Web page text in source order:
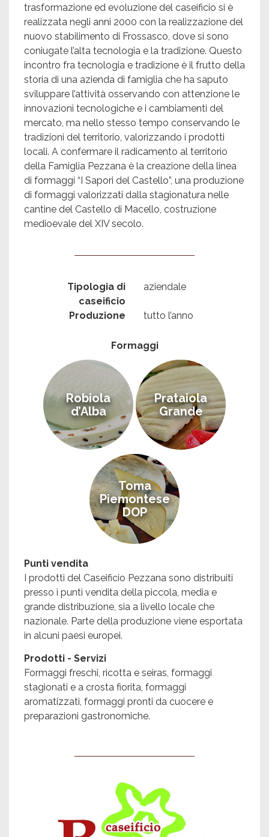
trasformazione ed evoluzione del caseificio si è
realizzata negli anni 2000 con la realizzazione del
nuovo stabilimento di Frossasco, dove si sono
coniugate l’alta tecnologia e la tradizione. Questo
incontro fra tecnologia e tradizione è il frutto della
storia di una azienda di famiglia che ha saputo
sviluppare l’attività osservando con attenzione le
innovazioni tecnologiche e i cambiamenti del
mercato, ma nello stesso tempo conservando le
tradizioni del territorio, valorizzando i prodotti
locali. A confermare il radicamento al territorio
della Famiglia Pezzana è la creazione della linea
di formaggi “I Sapori del Castello”, una produzione
di formaggi valorizzati dalla stagionatura nelle
cantine del Castello di Macello, costruzione
medioevale del XIV secolo.
Tipologia di
caseificio
aziendale
Produzione tutto l’anno
Formaggi
Robiola
d’Alba
Prataiola
Grande
Toma
Piemontese
DOP
Punti vendita
I prodotti del Caseificio Pezzana sono distribuiti
presso i punti vendita della piccola, media e
grande distribuzione, sia a livello locale che
nazionale. Parte della produzione viene esportata
in alcuni paesi europei.
Prodotti - Servizi
Formaggi freschi, ricotta e seiras, formaggi
stagionati e a crosta fiorita, formaggi
aromatizzati, formaggi pronti da cuocere e
preparazioni gastronomiche.